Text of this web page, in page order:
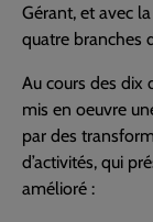
Gérant, et avec
quatre branches
Au cours des dix
mis en oeuvre
par des
d’activités, qui
amélioré :